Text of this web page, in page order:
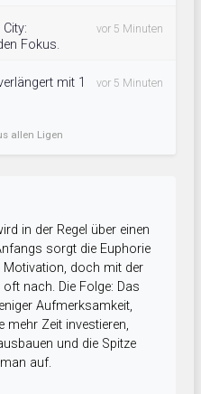
Fokus.
vor 5 Minuten
mit 1
vor 5 Minuten
allen Ligen
in der Regel über einen
sorgt die Euphorie
Motivation, doch mit der
nach. Die Folge: Das
Aufmerksamkeit,
mehr Zeit investieren,
und die Spitze
auf.